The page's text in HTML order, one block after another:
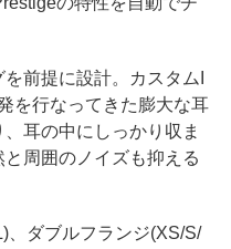
前提に設計。カスタムI
を行なってきた膨大な耳
耳の中にしっかり収ま
周囲のノイズも抑える
、ダブルフランジ(XS/S/